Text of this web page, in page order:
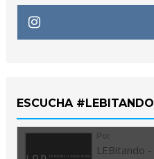
ESCUCHA #LEBITANDO